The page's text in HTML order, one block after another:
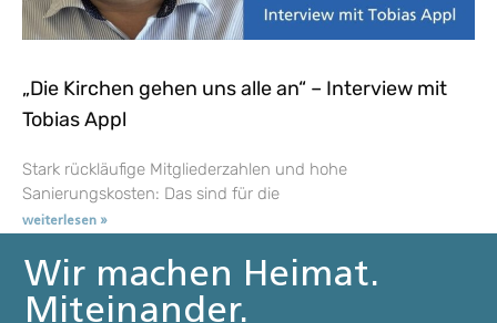
„Die Kirchen gehen uns alle an“ – Interview mit
Tobias Appl
Stark rückläufige Mitgliederzahlen und hohe
Sanierungskosten: Das sind für die
weiterlesen »
Wir machen Heimat.
Miteinander.